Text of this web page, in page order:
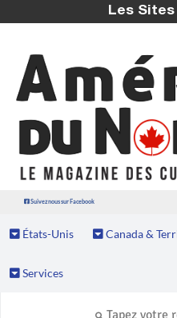
Les Sites
Suivez nous sur Facebook
États-Unis Canada &
Services